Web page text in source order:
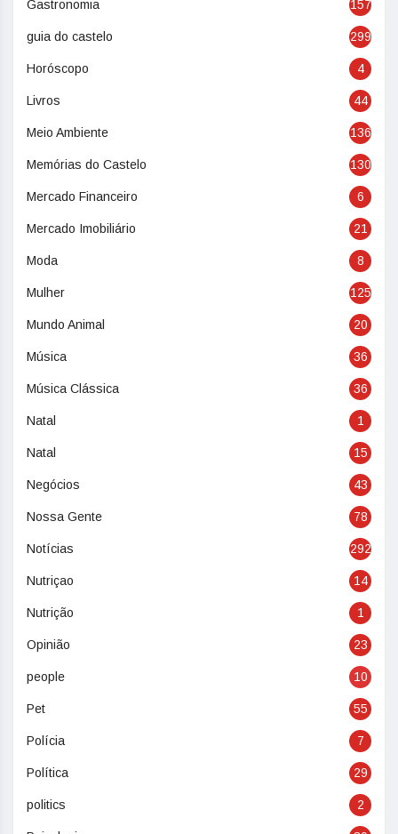
Gastronomia 157
guia do castelo 299
Horóscopo 4
Livros 44
Meio Ambiente 136
Memórias do Castelo 130
Mercado Financeiro 6
Mercado Imobiliário 21
Moda 8
Mulher 125
Mundo Animal 20
Música 36
Música Clássica 36
Natal 1
Natal 15
Negócios 43
Nossa Gente 78
Notícias 292
Nutriçao 14
Nutrição 1
Opinião 23
people 10
Pet 55
Polícia 7
Política 29
politics 2